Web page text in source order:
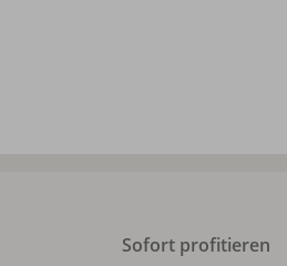
Sofort profitieren